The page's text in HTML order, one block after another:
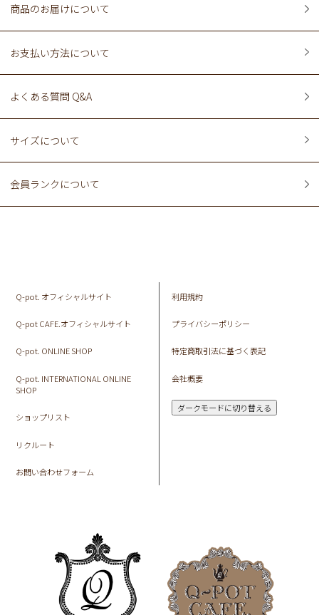
商品のお届けについて
お支払い方法について
よくある質問 Q&A
サイズについて
会員ランクについて
Q-pot. オフィシャルサイト
Q-pot CAFE.オフィシャルサイト
Q-pot. ONLINE SHOP
Q-pot. INTERNATIONAL ONLINE
SHOP
ショップリスト
リクルート
お問い合わせフォーム
利用規約
プライバシーポリシー
特定商取引法に基づく表記
会社概要
ダークモードに切り替える